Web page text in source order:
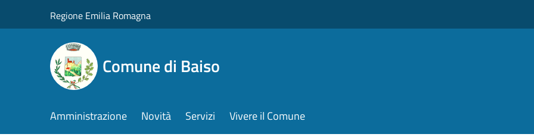
Regione Emilia Romagna
Comune di Baiso
Amministrazione Novità Servizi Vivere il Comune